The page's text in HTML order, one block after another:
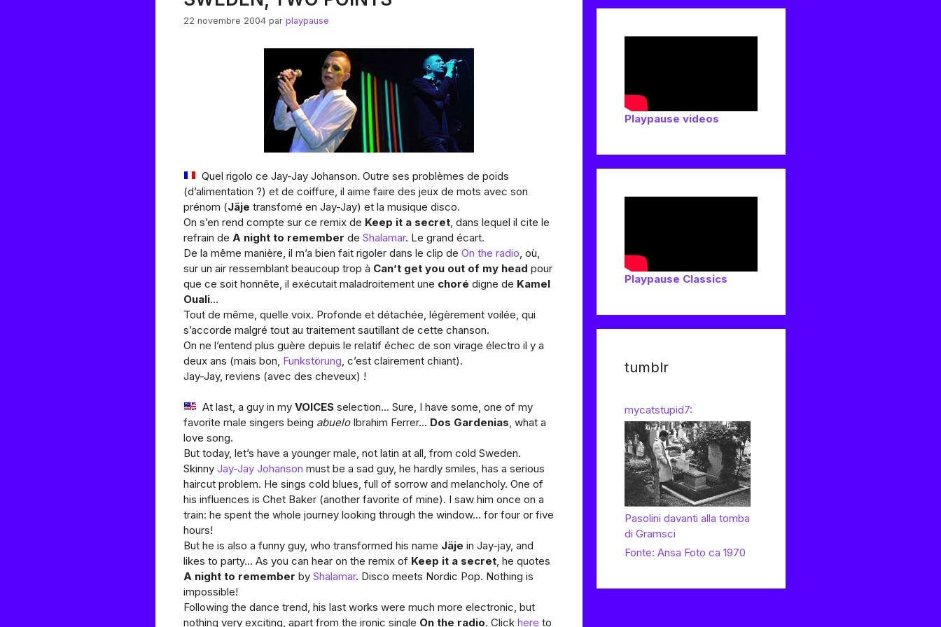
22 novembre 2004 par playpause
Quel rigolo ce Jay-Jay Johanson. Outre ses problèmes de poids
(d’alimentation ?) et de coiffure, il aime faire des jeux de mots avec son
prénom (Jäje transfomé en Jay-Jay) et la musique disco.
On s’en rend compte sur ce remix de Keep it a secret, dans lequel il cite le
refrain de A night to remember de Shalamar. Le grand écart.
De la même manière, il m’a bien fait rigoler dans le clip de On the radio, où,
sur un air ressemblant beaucoup trop à Can’t get you out of my head pour
que ce soit honnête, il exécutait maladroitement une choré digne de Kamel
Ouali…
Tout de même, quelle voix. Profonde et détachée, légèrement voilée, qui
s’accorde malgré tout au traitement sautillant de cette chanson.
On ne l’entend plus guère depuis le relatif échec de son virage électro il y a
deux ans (mais bon, Funkstörung, c’est clairement chiant).
Jay-Jay, reviens (avec des cheveux) !
At last, a guy in my VOICESselection… Sure, I have some, one of my
favorite male singers being abueloIbrahim Ferrer… Dos Gardenias, what a
love song.
But today, let’s have a younger male, not latin at all, from cold Sweden.
Skinny Jay-Jay Johanson must be a sad guy, he hardly smiles, has a serious
haircut problem. He sings cold blues, full of sorrow and melancholy. One of
his influences is Chet Baker (another favorite of mine). I saw him once on a
train: he spent the whole journey looking through the window… for four or five
hours!
But he is also a funny guy, who transformed his name Jäje in Jay-jay, and
likes to party… As you can hear on the remix of Keep it a secret, he quotes
A night to remember by Shalamar. Disco meets Nordic Pop. Nothing is
impossible!
Following the dance trend, his last works were much more electronic, but
nothing very exciting, apart from the ironic single On the radio. Click here to
Playpause videos
Playpause Classics
tumblr
mycatstupid7:
Pasolini davanti alla tomba
di Gramsci
Fonte: Ansa Foto ca 1970